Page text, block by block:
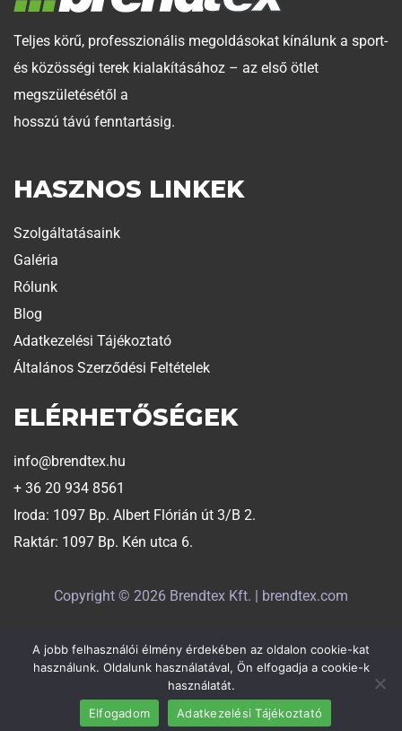
Teljes körű, professzionális megoldásokat kínálunk a sport-
és közösségi terek kialakításához – az első ötlet
megszületésétől a
hosszú távú fenntartásig.
HASZNOS LINKEK
Szolgáltatásaink
Galéria
Rólunk
Blog
Adatkezelési Tájékoztató
Általános Szerződési Feltételek
ELÉRHETŐSÉGEK
info@brendtex.hu
+ 36 20 934 8561
Iroda: 1097 Bp. Albert Flórián út 3/B 2.
Raktár: 1097 Bp. Kén utca 6.
Copyright © 2026 Brendtex Kft. | brendtex.com
Weboldalt készítette:Exaline
A jobb felhasználói élmény érdekében az oldalon cookie-kat
használunk. Oldalunk használatával, Ön elfogadja a cookie-k
használatát.
Elfogadom
Adatkezelési Tájékoztató